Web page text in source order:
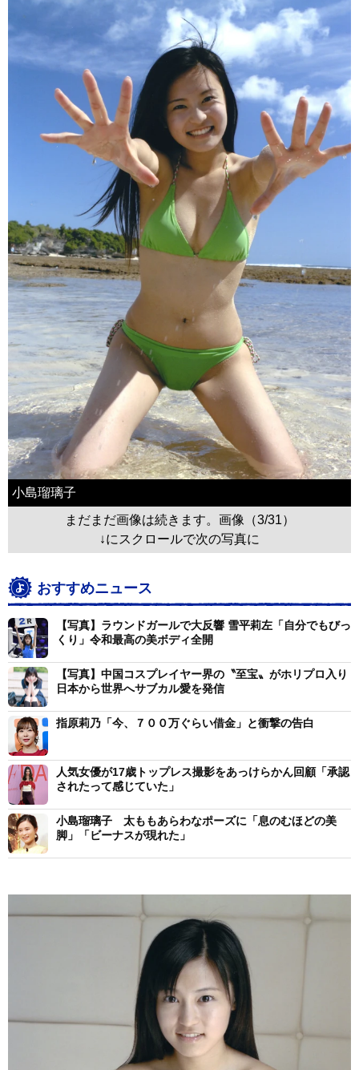
小島瑠璃子
まだまだ画像は続きます。画像（3/31）
↓にスクロールで次の写真に
おすすめニュース
【写真】ラウンドガールで大反響 雪平莉左「自分でもびっ
くり」令和最高の美ボディ全開
【写真】中国コスプレイヤー界の〝至宝〟がホリプロ入り
日本から世界へサブカル愛を発信
指原莉乃「今、７００万ぐらい借金」と衝撃の告白
人気女優が17歳トップレス撮影をあっけらかん回顧「承認
されたって感じていた」
小島瑠璃子 太ももあらわなポーズに「息のむほどの美
脚」「ビーナスが現れた」